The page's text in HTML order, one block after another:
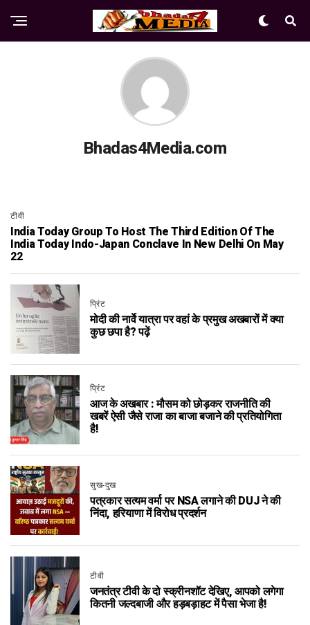
Bhadas4Media.com
टीवी
India Today Group To Host The Third Edition Of The
India Today Indo-Japan Conclave In New Delhi On May
22
प्रिंट
मोदी की नार्वे यात्रा पर वहां के प्रमुख अखबारों में क्या
कुछ छपा है? पढ़ें
प्रिंट
आज के अखबार : मौसम को छोड़कर राजनीति की
खबरें ऐसी जैसे राजा का बाजा बजाने की प्रतियोगिता
है!
सुख-दुख
पत्रकार सत्यम वर्मा पर NSA लगाने की DUJ ने की
निंदा, हरियाणा में विरोध प्रदर्शन
टीवी
जनतंत्र टीवी के दो स्क्रीनशॉट देखिए, आपको लगेगा
कितनी जल्दबाजी और हड़बड़ाहट में पैसा भेजा है!